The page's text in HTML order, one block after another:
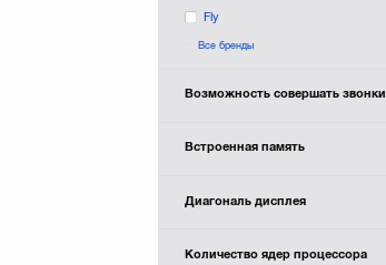
Fly
Fujitsu
Gear Feel
Huawei
Все бренды
Возможность совершать звонки
Встроенная память
Диагональ дисплея
Количество ядер процессора